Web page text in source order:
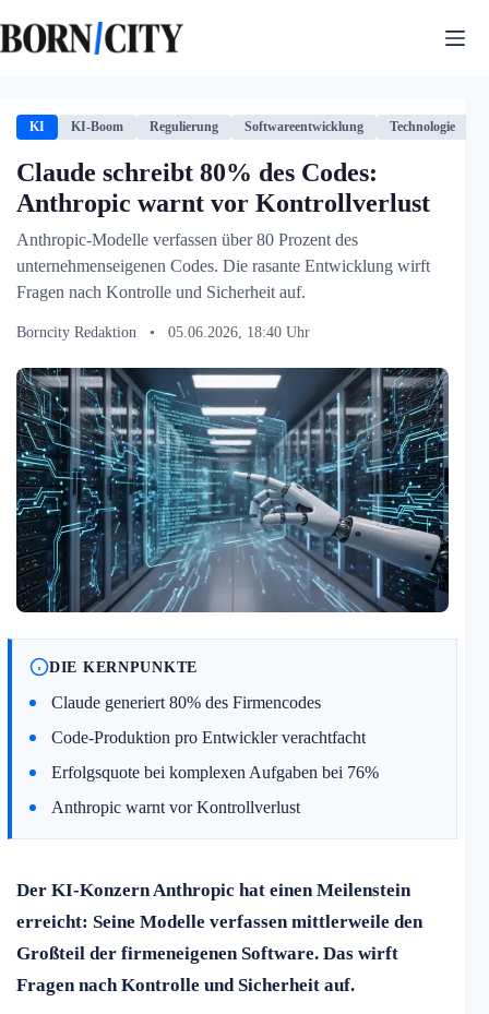
Inhalt
springen
KI KI-Boom Regulierung Softwareentwicklung Technologie
Claude schreibt 80% des Codes:
Anthropic warnt vor Kontrollverlust
Anthropic-Modelle verfassen über 80 Prozent des
unternehmenseigenen Codes. Die rasante Entwicklung wirft
Fragen nach Kontrolle und Sicherheit auf.
Borncity Redaktion • 05.06.2026, 18:40 Uhr
DIE KERNPUNKTE
Claude generiert 80% des Firmencodes
Code-Produktion pro Entwickler verachtfacht
Erfolgsquote bei komplexen Aufgaben bei 76%
Anthropic warnt vor Kontrollverlust
Der KI-Konzern Anthropic hat einen Meilenstein
erreicht: Seine Modelle verfassen mittlerweile den
Großteil der firmeneigenen Software. Das wirft
Fragen nach Kontrolle und Sicherheit auf.